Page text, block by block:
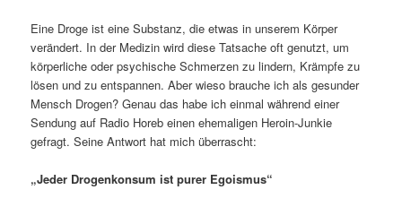
Eine Droge ist eine Substanz, die etwas in unserem Körper
verändert. In der Medizin wird diese Tatsache oft genutzt, um
körperliche oder psychische Schmerzen zu lindern, Krämpfe zu
lösen und zu entspannen. Aber wieso brauche ich als gesunder
Mensch Drogen? Genau das habe ich einmal während einer
Sendung auf Radio Horeb einen ehemaligen Heroin-Junkie
gefragt. Seine Antwort hat mich überrascht:
„Jeder Drogenkonsum ist purer Egoismus“